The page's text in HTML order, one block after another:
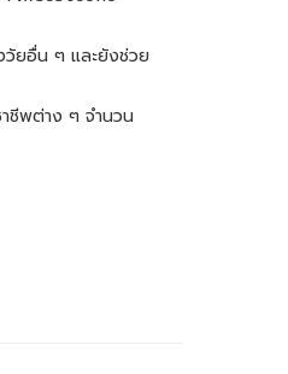
วัยอื่น ๆ และยังช่วย
าชีพต่าง ๆ จำนวน